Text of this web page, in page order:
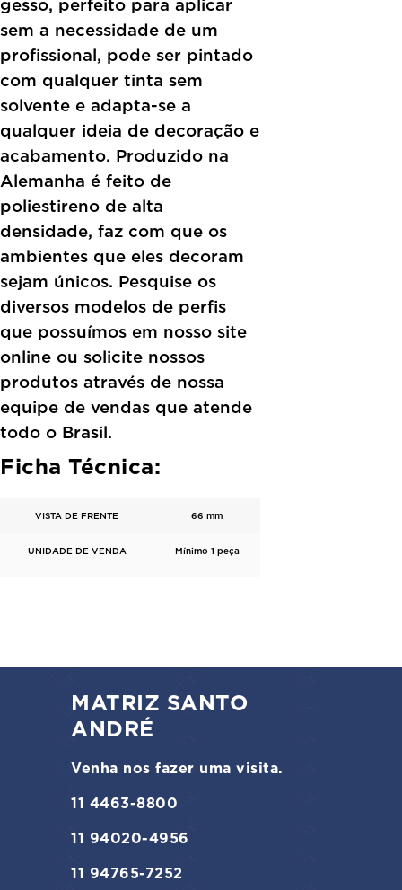
gesso, perfeito para aplicar
sem a necessidade de um
profissional, pode ser pintado
com qualquer tinta sem
solvente e adapta-se a
qualquer ideia de decoração e
acabamento. Produzido na
Alemanha é feito de
poliestireno de alta
densidade, faz com que os
ambientes que eles decoram
sejam únicos. Pesquise os
diversos modelos de perfis
que possuímos em nosso site
online ou solicite nossos
produtos através de nossa
equipe de vendas que atende
todo o Brasil.
Ficha Técnica:
VISTA DE FRENTE 66 mm
UNIDADE DE VENDA Mínimo 1 peça
MATRIZ SANTO
ANDRÉ
Venha nos fazer uma visita.
11 4463-8800
11 94020-4956
11 94765-7252